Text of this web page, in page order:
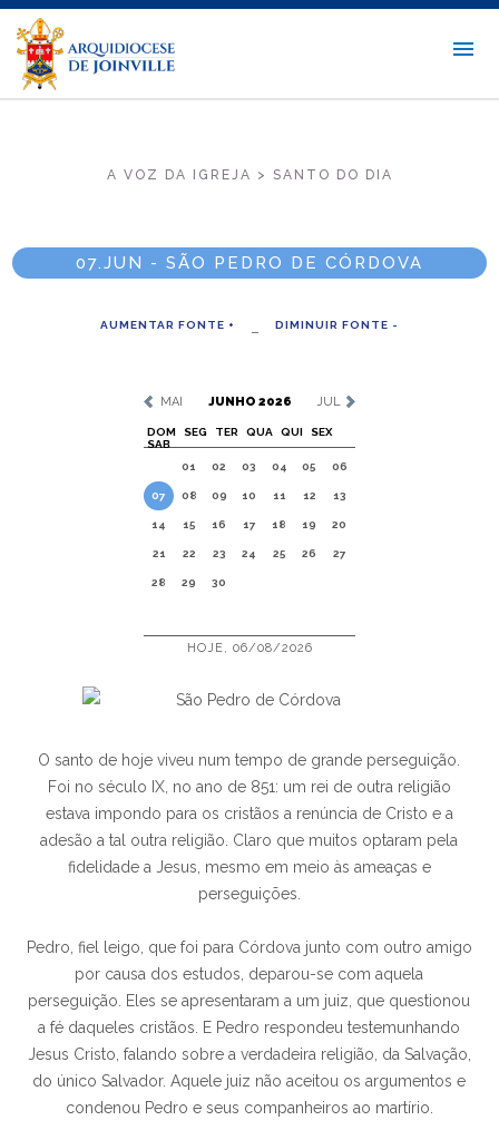
A VOZ DA IGREJA > SANTO DO DIA
07.JUN - SÃO PEDRO DE CÓRDOVA
AUMENTAR FONTE + DIMINUIR FONTE -
MAI JUNHO 2026 JUL
DOM SEG TER QUA QUI
SEX
SAB
01
02 03 04 05 06
07 08 09 10 11 12 13
14 15 16 17 18 19 20
21 22 23 24 25 26 27
28 29 30
HOJE, 06/08/2026
O santo de hoje viveu num tempo de grande perseguição.
Foi no século IX, no ano de 851: um rei de outra religião
estava impondo para os cristãos a renúncia de Cristo e a
adesão a tal outra religião. Claro que muitos optaram pela
fidelidade a Jesus, mesmo em meio às ameaças e
perseguições.
Pedro, fiel leigo, que foi para Córdova junto com outro amigo
por causa dos estudos, deparou-se com aquela
perseguição. Eles se apresentaram a um juiz, que questionou
a fé daqueles cristãos. E Pedro respondeu testemunhando
Jesus Cristo, falando sobre a verdadeira religião, da Salvação,
do único Salvador. Aquele juiz não aceitou os argumentos e
condenou Pedro e seus companheiros ao martírio.